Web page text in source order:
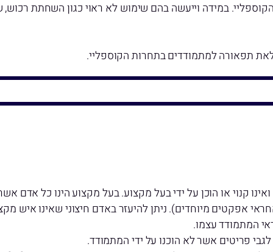
במידה וייעשה בהם שימוש לא ראוי כגון השחתת
תפאורה למתמודדים בתחרות הקוספליי.
קנוי או הוכן על ידי בעל מקצוע. בעל מקצוע הינו כל אדם
אפקטים מיוחדים). ניתן להיעזר באדם חיצוני שאינו איש
המתמודד עצמו.
פריטים אשר לא הוכנו על ידי המתמודד.